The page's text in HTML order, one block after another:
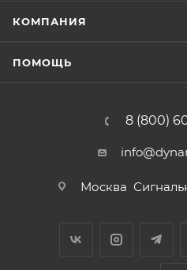
КОМПАНИЯ
ПОМОЩЬ
8 (800)
Москва